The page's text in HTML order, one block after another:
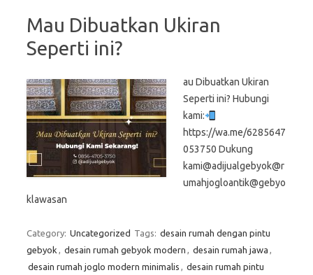
Mau Dibuatkan Ukiran
Seperti ini?
au Dibuatkan Ukiran
Seperti ini? Hubungi
kami:
https://wa.me/6285647
053750 Dukung
kami@adijualgebyok@r
umahjogloantik@gebyo
klawasan
Category: Uncategorized Tags: desain rumah dengan pintu
gebyok , desain rumah gebyok modern , desain rumah jawa ,
desain rumah joglo modern minimalis , desain rumah pintu